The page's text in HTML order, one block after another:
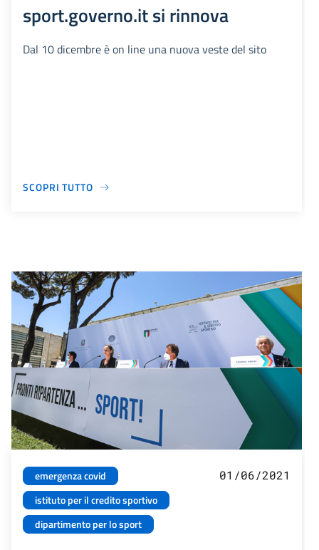
sport.governo.it si rinnova
Dal 10 dicembre è on line una nuova veste del sito
SCOPRI TUTTO
emergenza covid
istituto per il credito sportivo
dipartimento per lo sport
01/06/2021